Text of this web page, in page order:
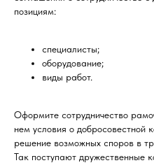
позициям:
специалисты;
оборудование;
виды работ.
Оформите сотрудничество
нем условия о добросовестной
решение возможных споров в
Так поступают дружественные